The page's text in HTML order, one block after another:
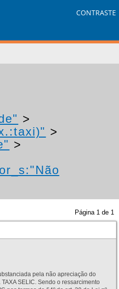
CONTRASTE
>
>
>
Página 1 de 1
pela não apreciação do
SELIC. Sendo o ressarcimento